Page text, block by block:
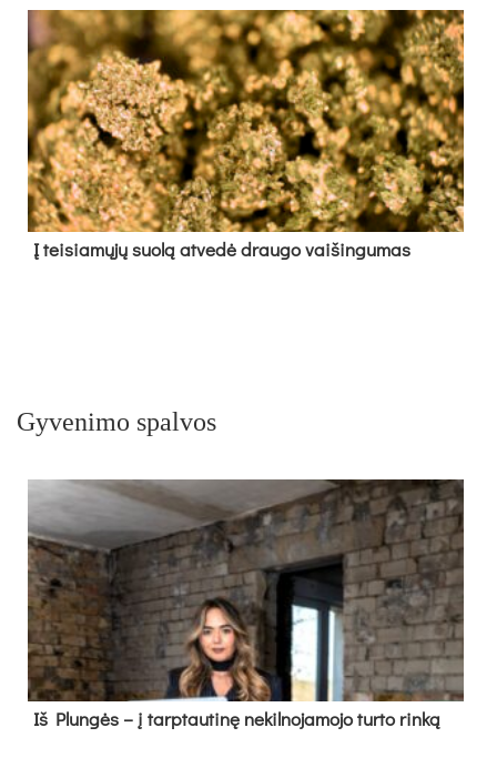
Į tei­sia­mų­jų suo­lą at­ve­dė drau­go vai­šin­gu­mas
Gyvenimo spalvos
Iš Plungės – į tarptautinę nekilnojamojo turto rinką